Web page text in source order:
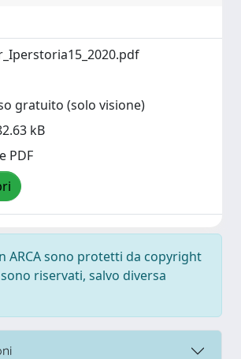
gratuito (solo visione)
kB
PDF
ARCA sono protetti da copyright
riservati, salvo diversa